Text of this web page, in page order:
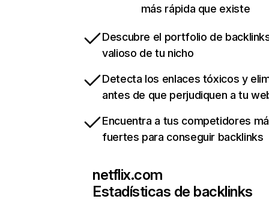
más rápida que existe
Descubre el portfolio de
valioso de tu nicho
Detecta los enlaces tóxicos y
antes de que perjudiquen a tu
Encuentra a tus competidores
fuertes para conseguir backlinks
netflix.com
Estadísticas de backlinks